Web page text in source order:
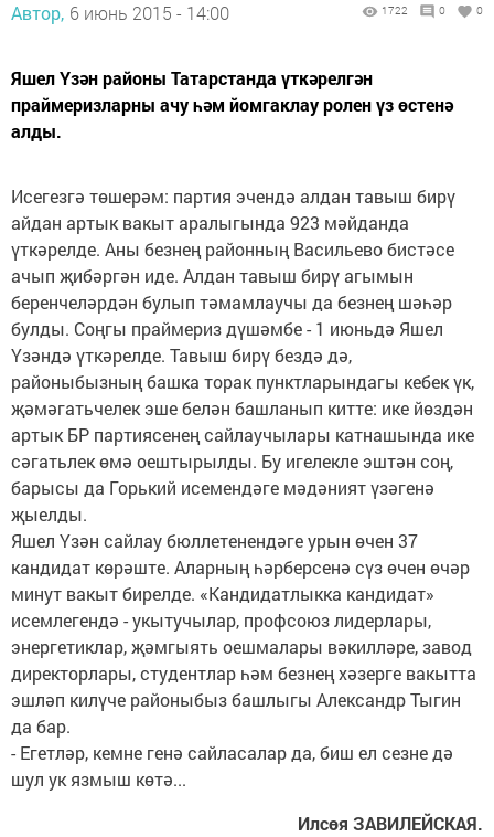
Автор, 6 июнь 2015 - 14:00 1722 0 0
Яшел Үзән районы Татарстанда үткәрелгән
праймеризларны ачу һәм йомгаклау ролен үз өстенә
алды.
Исегезгә төшерәм: партия эчендә алдан тавыш бирү
айдан артык вакыт аралыгында 923 мәйданда
үткәрелде. Аны безнең районның Васильево бистәсе
ачып җибәргән иде. Алдан тавыш бирү агымын
беренчеләрдән булып тәмамлау­чы да безнең шәһәр
булды. Соңгы праймериз дүшәмбе - 1 июньдә Яшел
Үзәндә үткәрелде. Тавыш бирү бездә дә,
районыбызның башка торак пунктларындагы кебек үк,
җәмәгатьчелек эше белән башланып китте: ике йөздән
артык БР партиясенең сайлаучылары катнашында ике
сәгатьлек өмә оештырылды. Бу игелекле эштән соң,
барысы да Горький исемендәге мәдәният үзәгенә
җыелды.
Яшел Үзән сайлау бюллетенендәге урын өчен 37
кандидат көрәште. Аларның һәрберсенә сүз өчен өчәр
минут вакыт бирелде. «Кандидатлыкка кандидат»
исемлегендә - укытучылар, профсоюз лидерлары,
энергетиклар, җәмгыять оешмалары вәкилләре, завод
директорлары, студентлар һәм безнең хәзерге вакытта
эшләп килүче районыбыз башлыгы Александр Тыгин
да бар.
- Егетләр, кемне генә сайласалар да, биш ел сезне дә
шул ук язмыш көтә...
Илсөя ЗАВИЛЕЙСКАЯ.